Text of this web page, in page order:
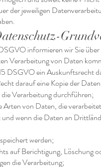
der jeweiligen
informieren wir Sie
Verarbeitung von Daten
DSGVO ein Auskunftsrecht
darauf eine Kopie der
Verarbeitung durchführen;
Arten von Daten, die
wenn die Daten an
werden;
auf Berichtigung, Löschung
die Verarbeitung;